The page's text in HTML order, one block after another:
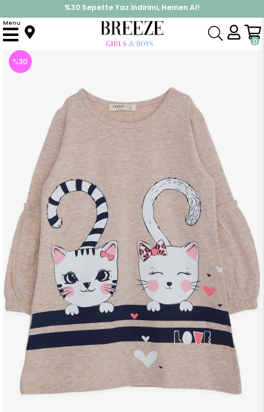
%30 Sepette Yaz İndirimi, Hemen Al!
İndirimlere ek %10 İndirimi Kap, Hemen Üye Ol!
0
Menu
Anasayfa Elbise Modelleri Uzun Kol Elbise
%30